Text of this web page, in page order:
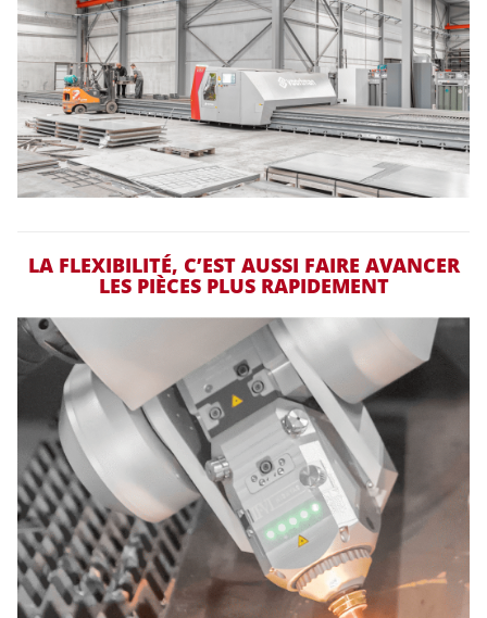
LA FLEXIBILITÉ, C’EST AUSSI FAIRE AVANCER
LES PIÈCES PLUS RAPIDEMENT